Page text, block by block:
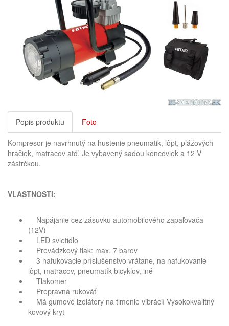
Popis produktu Foto
Kompresor je navrhnutý na hustenie pneumatik, lôpt, plážových
hračiek, matracov atď. Je vybavený sadou koncoviek a 12 V
zástrčkou.
VLASTNOSTI:
Napájanie cez zásuvku automobilového zapaľovača
(12V)
LED svietidlo
Prevádzkový tlak: max. 7 barov
3 nafukovacie príslušenstvo vrátane, na nafukovanie
lôpt, matracov, pneumatík bicyklov, iné
Tlakomer
Prepravná rukoväť
Má gumové izolátory na tlmenie vibrácií Vysokokvalitný
kovový kryt